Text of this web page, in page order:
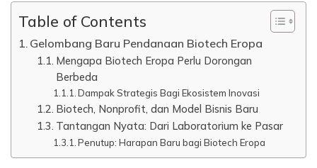
Table of Contents
Gelombang Baru Pendanaan Biotech Eropa
Mengapa Biotech Eropa Perlu Dorongan
Berbeda
Dampak Strategis Bagi Ekosistem Inovasi
Biotech, Nonprofit, dan Model Bisnis Baru
Tantangan Nyata: Dari Laboratorium ke Pasar
Penutup: Harapan Baru bagi Biotech Eropa